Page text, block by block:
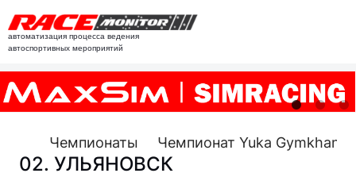
автоматизация процесса ведения
автоспортивных мероприятий
Чемпионаты Чемпионат Yuka Gymkhana
02. УЛЬЯНОВСК